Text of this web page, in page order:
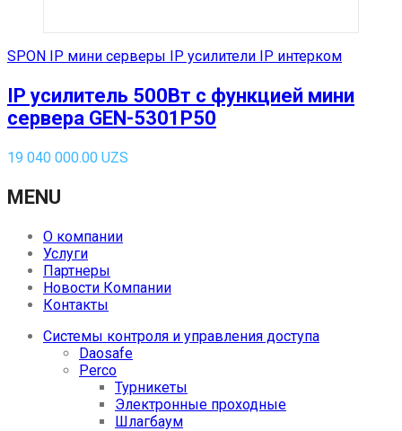
SPON IP мини серверы IP усилители IP интерком
IP усилитель 500Вт с функцией мини
сервера GEN-5301P50
19 040 000.00 UZS
MENU
О компании
Услуги
Партнеры
Новости Компании
Контакты
Системы контроля и управления доступа
Daosafe
Perco
Турникеты
Электронные проходные
Шлагбаум